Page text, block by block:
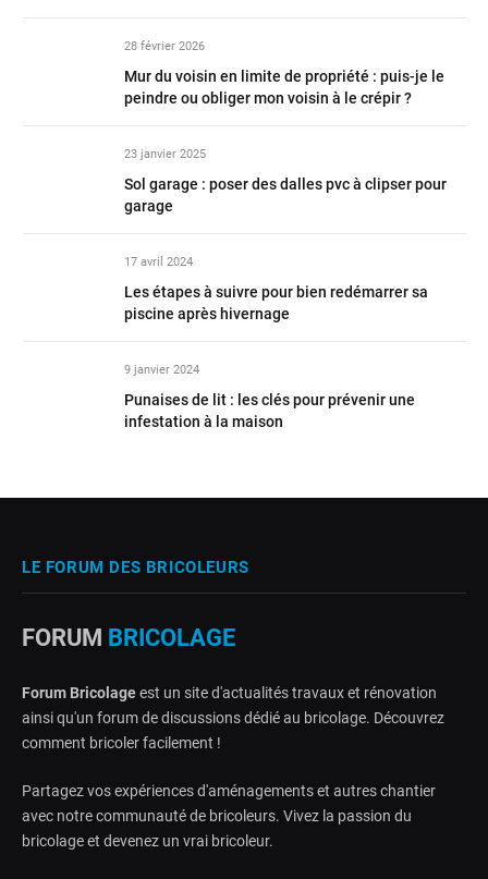
28 février 2026
Mur du voisin en limite de propriété : puis-je le
peindre ou obliger mon voisin à le crépir ?
23 janvier 2025
Sol garage : poser des dalles pvc à clipser pour
garage
17 avril 2024
Les étapes à suivre pour bien redémarrer sa
piscine après hivernage
9 janvier 2024
Punaises de lit : les clés pour prévenir une
infestation à la maison
LE FORUM DES BRICOLEURS
FORUM BRICOLAGE
Forum Bricolageest un site d'actualités travaux et rénovation
ainsi qu'un forum de discussions dédié au bricolage. Découvrez
comment bricoler facilement !
Partagez vos expériences d'aménagements et autres chantier
avec notre communauté de bricoleurs. Vivez la passion du
bricolage et devenez un vrai bricoleur.